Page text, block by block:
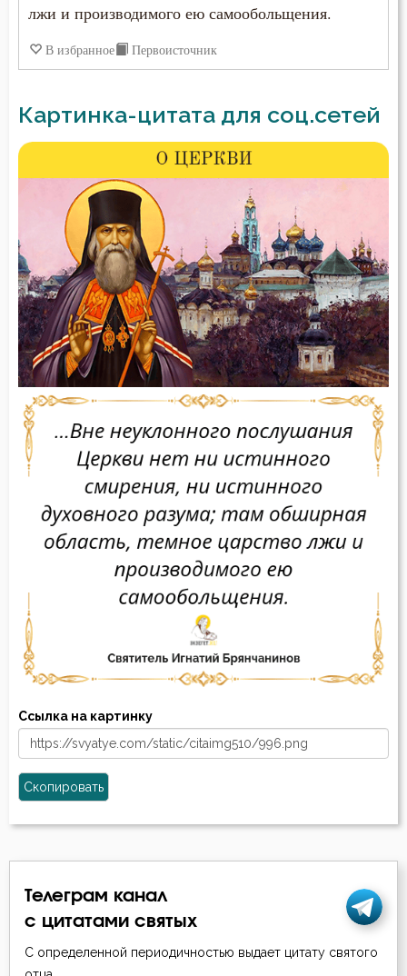
лжи и производимого ею самообольщения.
В избранное Первоисточник
Картинка-цитата для соц.сетей
Ссылка на картинку
Скопировать
Телеграм канал
с цитатами святых
С определенной периодичностью выдает цитату святого